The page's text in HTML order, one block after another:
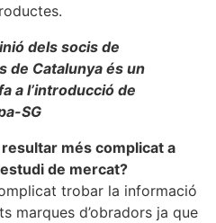
dels socis de
de Catalunya és un
a l’introducció de
SG
més complicat a
de mercat?
trobar la informació
marques d’obradors ja que